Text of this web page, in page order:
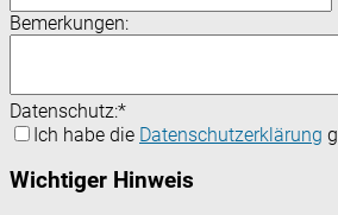
Bemerkungen:
Datenschutz:*
Ich habe die Datenschutzerklärung
Wichtiger Hinweis